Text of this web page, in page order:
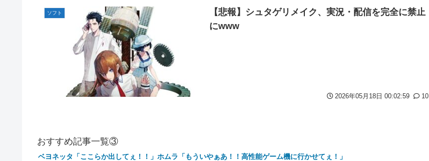
なんで今日の始球式に限って、瀬戸口心月ちゃんはミニスカじゃなくてダサいズボンなんだよ！
【悲報】韓国サッカー 国際試合で審判買収(性接待)をしてた模様
wwwwwwwwwwwwwwwwwwwwwwwwwwwwwwwwwwwwwwwwwwwwwwwww
ソフト
【悲報】シュタゲリメイク、実況・配信を完全に禁止
にwww
2026年05月18日 00:02:59 10
おすすめ記事一覧③
ベヨネッタ「ここらか出してぇ！！」ホムラ「もういやぁあ！！高性能ゲーム機に行かせてぇ！」